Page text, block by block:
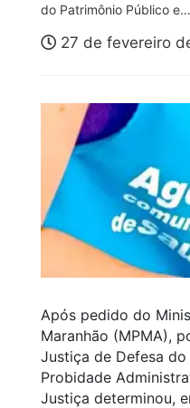
do Patrimônio Público
27 de fevereiro
Após pedido do
Maranhão (MPMA),
Justiça de Defesa
Probidade
Justiça determinou,